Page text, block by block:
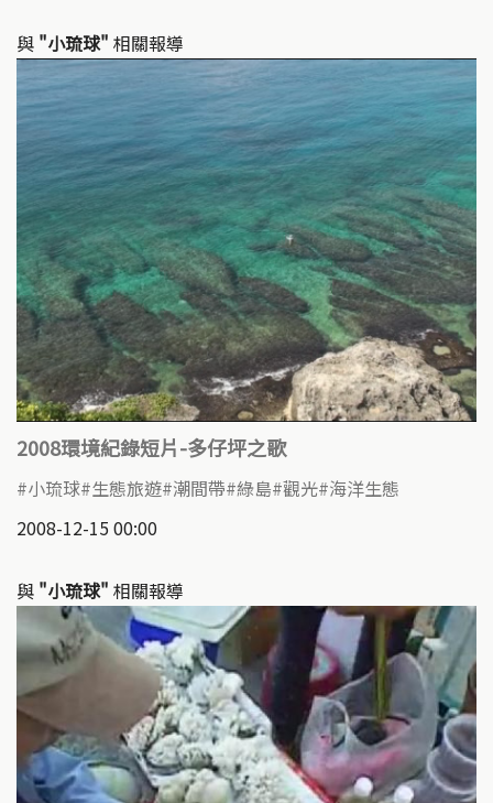
與 "小琉球" 相關報導
2008環境紀錄短片-多仔坪之歌
小琉球 生態旅遊 潮間帶 綠島 觀光 海洋生態
2008-12-15 00:00
與 "小琉球" 相關報導